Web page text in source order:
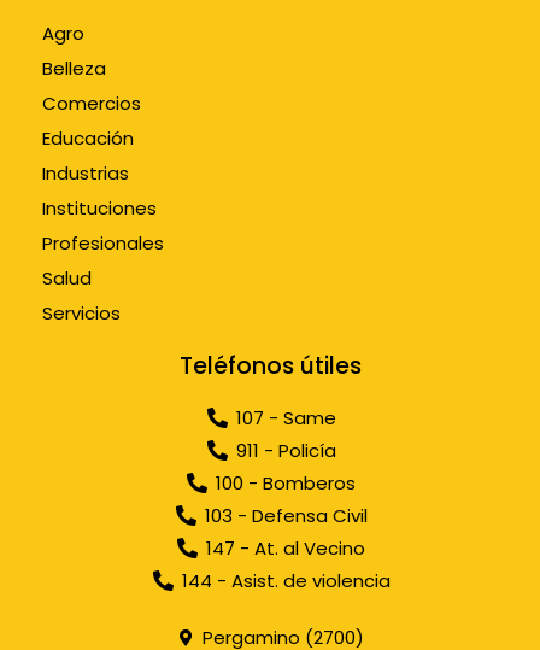
Agro
Belleza
Comercios
Educación
Industrias
Instituciones
Profesionales
Salud
Servicios
Teléfonos útiles
107 - Same
911 - Policía
100 - Bomberos
103 - Defensa Civil
147 - At. al Vecino
144 - Asist. de violencia
Pergamino (2700)